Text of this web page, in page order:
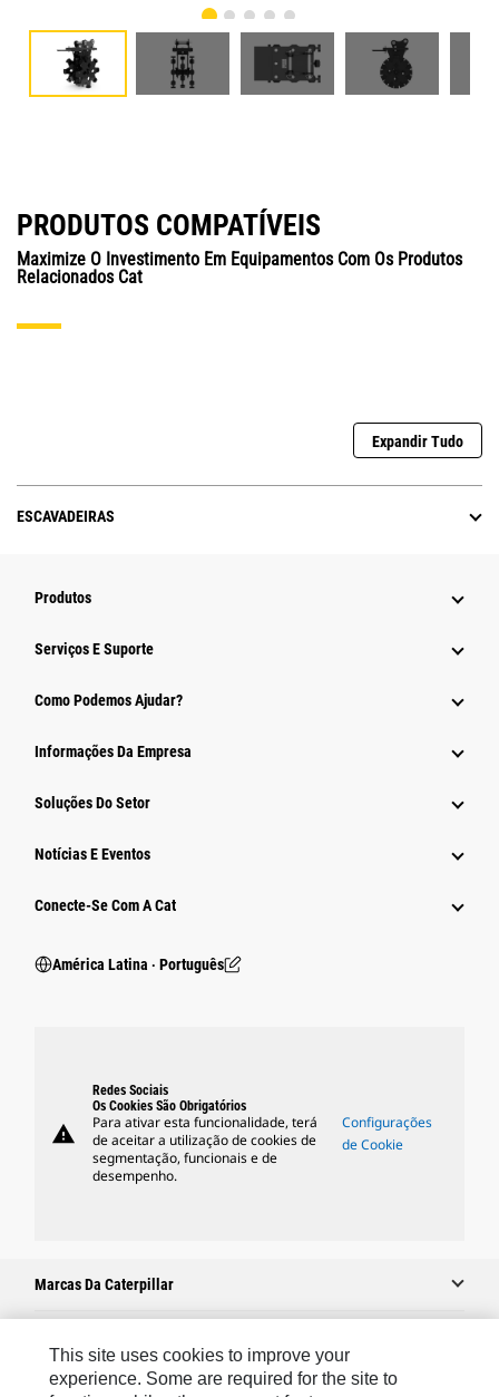
PRODUTOS COMPATÍVEIS
Maximize O Investimento Em Equipamentos Com Os Produtos
Relacionados Cat
Expandir Tudo
ESCAVADEIRAS
Produtos
Serviços E Suporte
Como Podemos Ajudar?
Informações Da Empresa
Soluções Do Setor
Notícias E Eventos
Conecte-Se Com A Cat
América Latina ‧ Português
warning
Redes Sociais
Os Cookies São Obrigatórios
Para ativar esta funcionalidade, terá
de aceitar a utilização de cookies de
segmentação, funcionais e de
desempenho.
Configurações
de Cookie
Marcas Da Caterpillar
Caterpillar.com
This site uses cookies to improve your
experience. Some are required for the site to